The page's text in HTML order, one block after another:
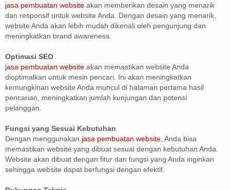
jasa pembuatan website akan memberikan desain yang menarik
dan responsif untuk website Anda. Dengan desain yang menarik,
website Anda akan lebih mudah dikenali oleh pengunjung dan
meningkatkan brand awareness.
Optimasi SEO
jasa pembuatan website akan memastikan website Anda
dioptimalkan untuk mesin pencari. Ini akan meningkatkan
kemungkinan website Anda muncul di halaman pertama hasil
pencarian, meningkatkan jumlah kunjungan dan potensi
pelanggan.
Fungsi yang Sesuai Kebutuhan
Dengan menggunakan jasa pembuatan website , Anda bisa
memastikan website yang dibuat sesuai dengan kebutuhan Anda.
Website akan dibuat dengan fitur dan fungsi yang Anda inginkan
sehingga website dapat berfungsi dengan efektif.